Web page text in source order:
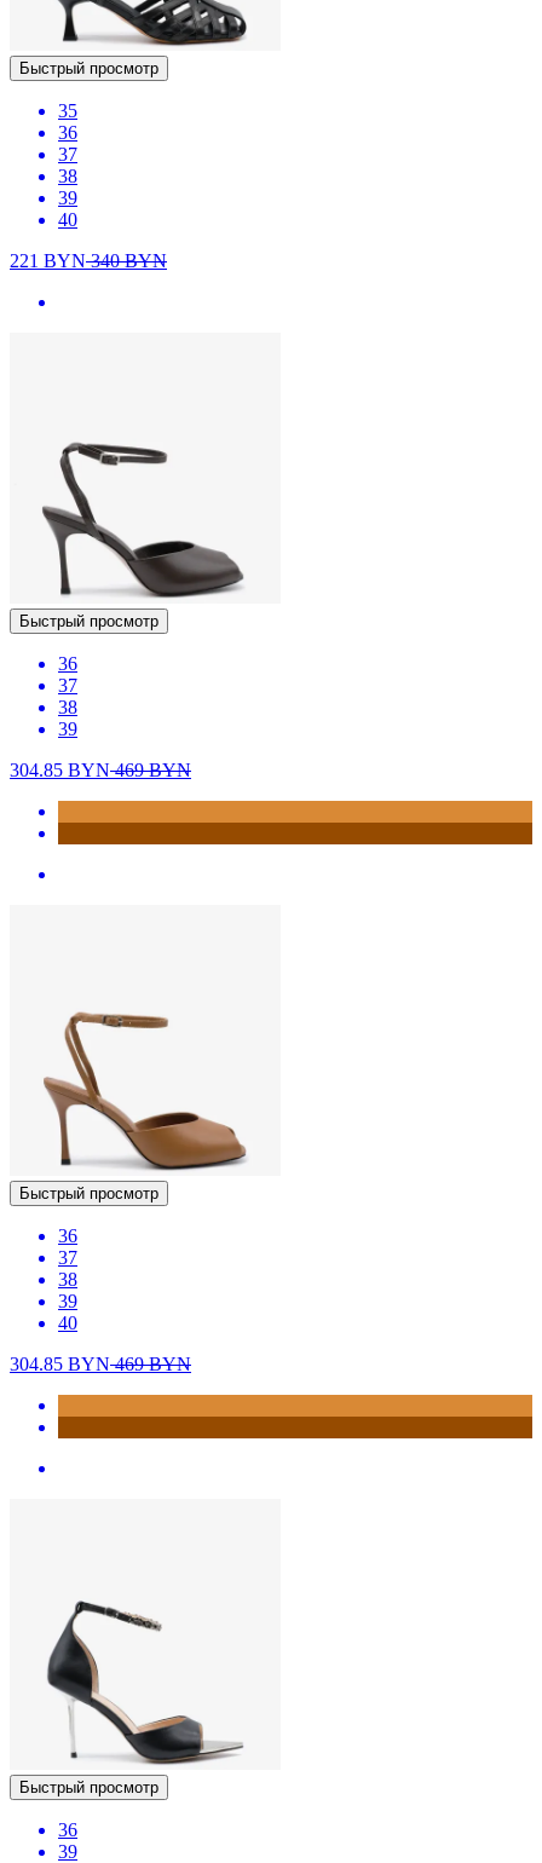
Быстрый просмотр
35
36
37
38
39
40
221 BYN340BYN
Быстрый просмотр
36
37
38
39
304.85 BYN469BYN
Быстрый просмотр
36
37
38
39
40
304.85 BYN469BYN
Быстрый просмотр
36
39